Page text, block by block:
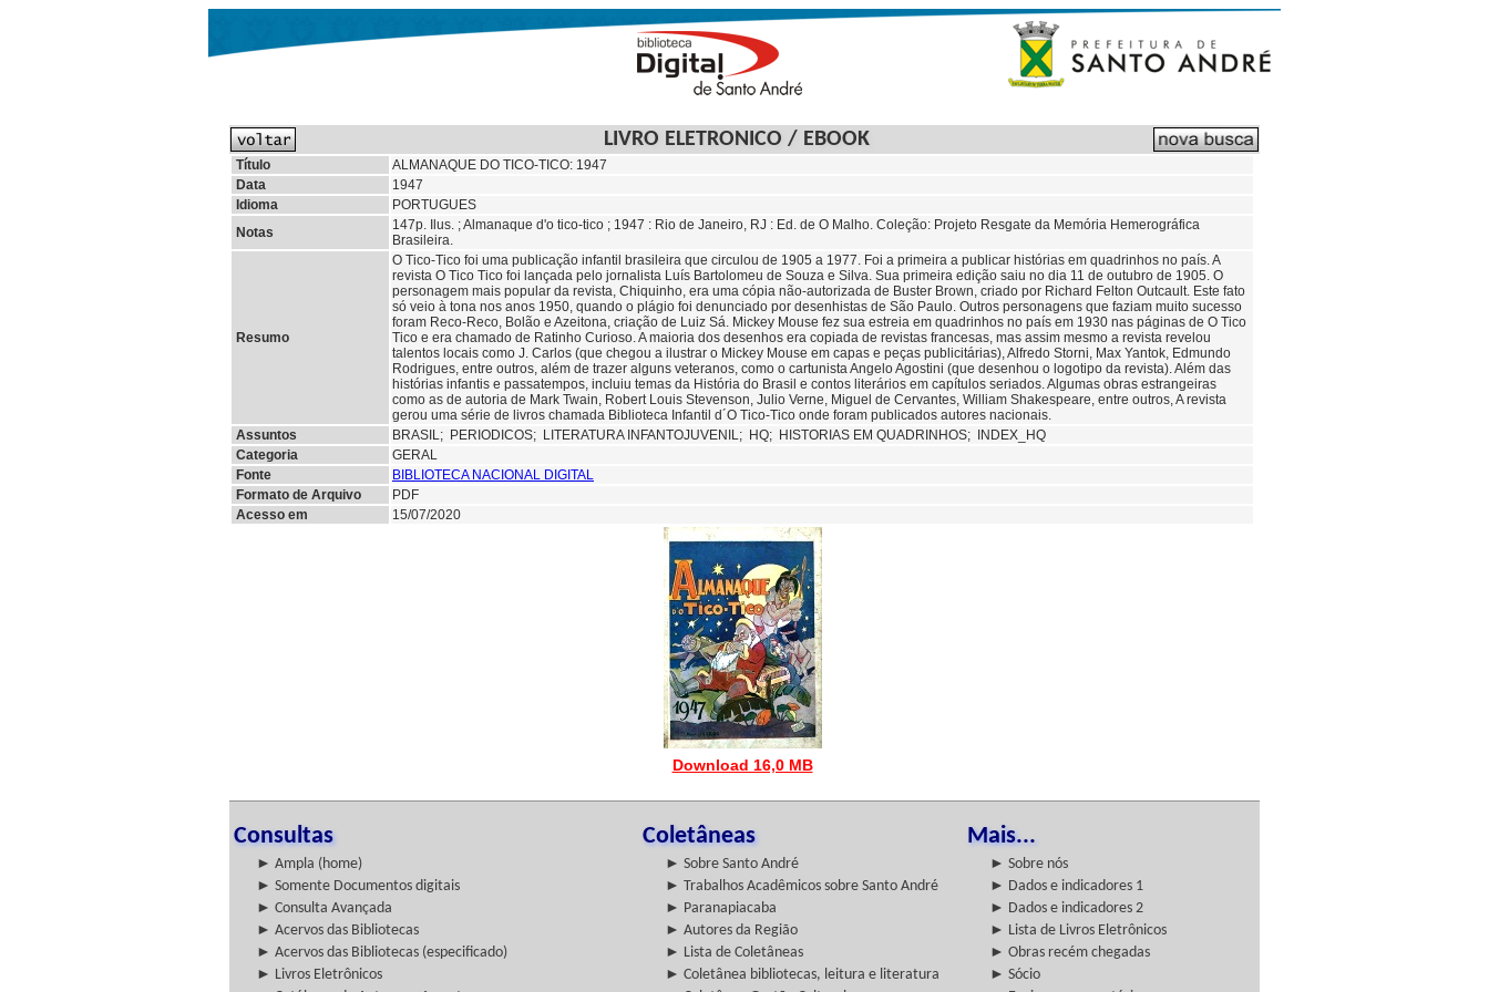
LIVRO ELETRONICO / EBOOK
Título
ALMANAQUE DO TICO-TICO: 1947
Data
1947
Idioma
PORTUGUES
Notas
147p. Ilus. ; Almanaque d'o tico-tico ; 1947 : Rio de Janeiro, RJ : Ed. de O Malho. Coleção: Projeto Resgate da Memória Hemerográfica
Brasileira.
Resumo
O Tico-Tico foi uma publicação infantil brasileira que circulou de 1905 a 1977. Foi a primeira a publicar histórias em quadrinhos no país. A
revista O Tico Tico foi lançada pelo jornalista Luís Bartolomeu de Souza e Silva. Sua primeira edição saiu no dia 11 de outubro de 1905. O
personagem mais popular da revista, Chiquinho, era uma cópia não-autorizada de Buster Brown, criado por Richard Felton Outcault. Este fato
só veio à tona nos anos 1950, quando o plágio foi denunciado por desenhistas de São Paulo. Outros personagens que faziam muito sucesso
foram Reco-Reco, Bolão e Azeitona, criação de Luiz Sá. Mickey Mouse fez sua estreia em quadrinhos no país em 1930 nas páginas de O Tico
Tico e era chamado de Ratinho Curioso. A maioria dos desenhos era copiada de revistas francesas, mas assim mesmo a revista revelou
talentos locais como J. Carlos (que chegou a ilustrar o Mickey Mouse em capas e peças publicitárias), Alfredo Storni, Max Yantok, Edmundo
Rodrigues, entre outros, além de trazer alguns veteranos, como o cartunista Angelo Agostini (que desenhou o logotipo da revista). Além das
histórias infantis e passatempos, incluiu temas da História do Brasil e contos literários em capítulos seriados. Algumas obras estrangeiras
como as de autoria de Mark Twain, Robert Louis Stevenson, Julio Verne, Miguel de Cervantes, William Shakespeare, entre outros, A revista
gerou uma série de livros chamada Biblioteca Infantil d´O Tico-Tico onde foram publicados autores nacionais.
Assuntos
BRASIL; PERIODICOS; LITERATURA INFANTOJUVENIL; HQ; HISTORIAS EM QUADRINHOS; INDEX_HQ
Categoria
GERAL
Fonte
BIBLIOTECA NACIONAL DIGITAL
Formato de Arquivo
PDF
Acesso em
15/07/2020
Download 16,0 MB
Consultas Coletâneas Mais...
► Ampla (home) ► Sobre Santo André
► Sobre nós
► Somente Documentos digitais
► Trabalhos Acadêmicos sobre Santo André
► Dados e indicadores 1
► Consulta Avançada
► Paranapiacaba
► Dados e indicadores 2
► Acervos das Bibliotecas
► Autores da Região
► Lista de Livros Eletrônicos
► Acervos das Bibliotecas (especificado)
► Lista de Coletâneas
► Obras recém chegadas
► Livros Eletrônicos
► Coletânea bibliotecas, leitura e literatura
► Sócio